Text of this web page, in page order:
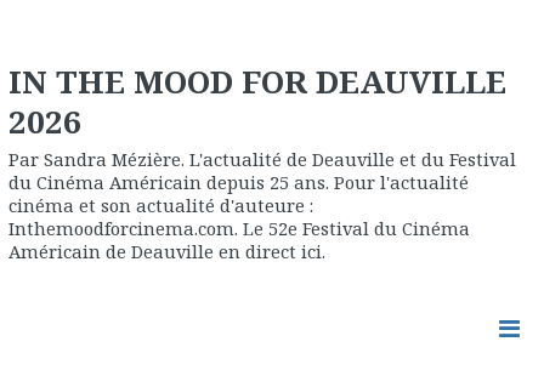
IN THE MOOD FOR DEAUVILLE
2026
Par Sandra Mézière. L'actualité de Deauville et du Festival
du Cinéma Américain depuis 25 ans. Pour l'actualité
cinéma et son actualité d'auteure :
Inthemoodforcinema.com. Le 52e Festival du Cinéma
Américain de Deauville en direct ici.